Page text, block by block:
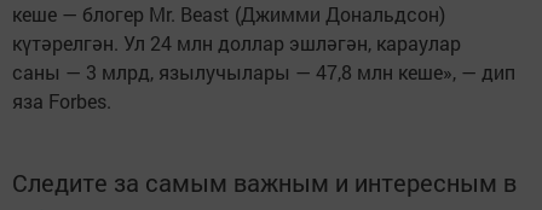
кеше — блогер Mr. Beast (Джимми Дональдсон)
күтәрелгән. Ул 24 млн доллар эшләгән, караулар
саны — 3 млрд, язылучылары — 47,8 млн кеше», — дип
яза Forbes.
Следите за самым важным и интересным в